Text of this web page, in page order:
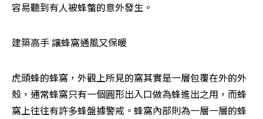
容易聽到有人被蜂螫的意外發生。
建築高手 讓蜂窩通風又保暖
虎頭蜂的蜂窩，外觀上所見的窩其實是一層包覆在外的外
殼，通常蜂窩只有一個圓形出入口做為蜂進出之用，而蜂
窩上往往有許多蜂盤據警戒。蜂窩內部則為一層一層的蜂